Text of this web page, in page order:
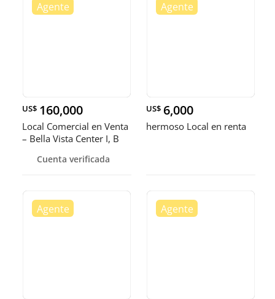
US$ 160,000
Local Comercial en Venta
– Bella Vista Center I, B
Cuenta verificada
US$ 6,000
hermoso Local en renta